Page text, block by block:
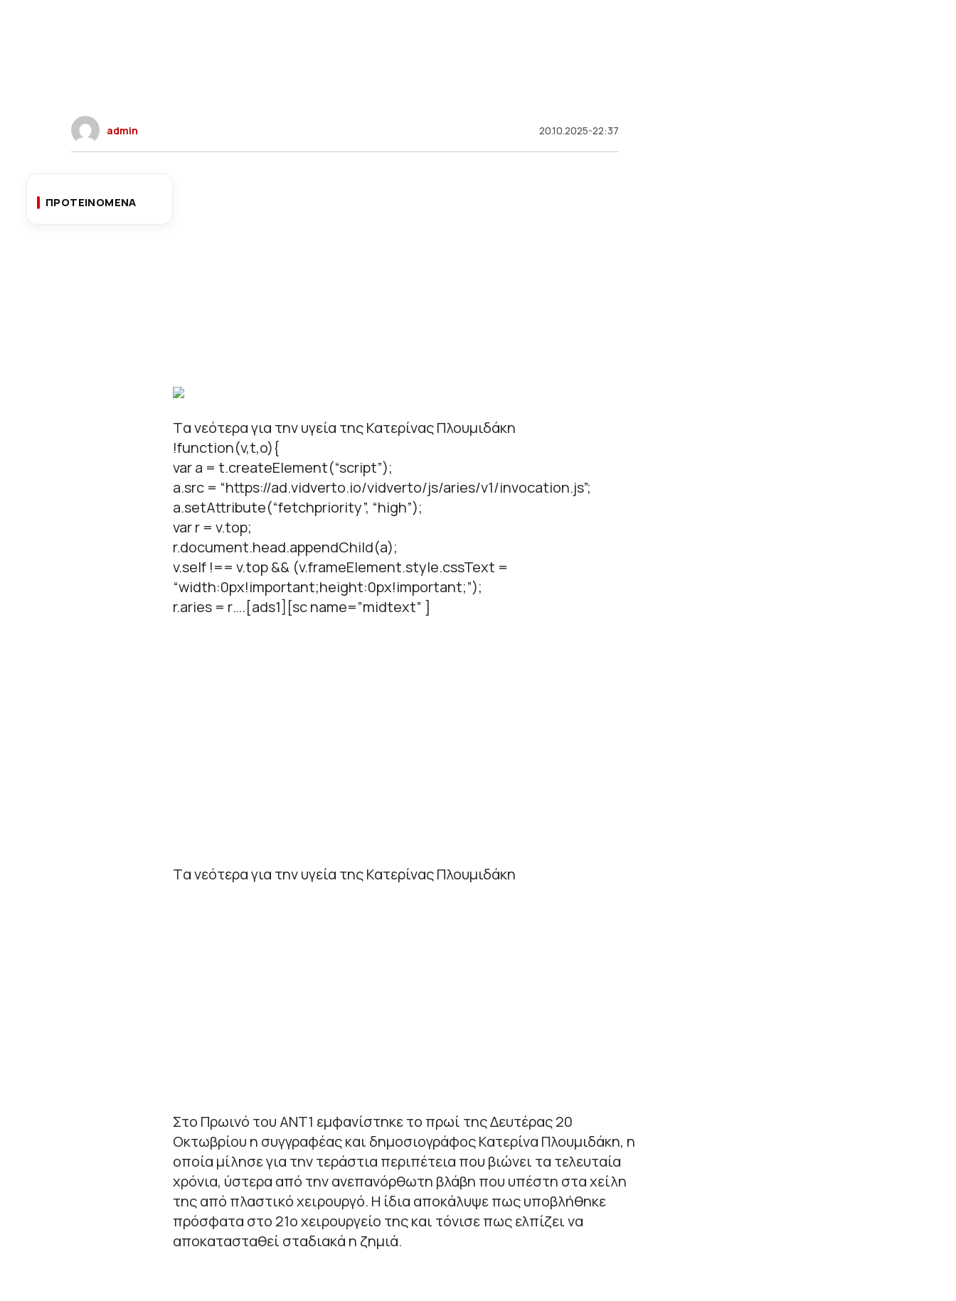
admin 20.10.2025-22:37
ΠΡΟΤΕΙΝΟΜΕΝΑ
Tα νεότερα για την υγεία της Κατερίνας Πλουμιδάκη
!function(v,t,o){
var a = t.createElement(“script”);
a.src = “https://ad.vidverto.io/vidverto/js/aries/v1/invocation.js”;
a.setAttribute(“fetchpriority”, “high”);
var r = v.top;
r.document.head.appendChild(a);
v.self !== v.top && (v.frameElement.style.cssText =
“width:0px!important;height:0px!important;”);
r.aries = r….[ads1][sc name=”midtext” ]
Tα νεότερα για την υγεία της Κατερίνας Πλουμιδάκη
Στο Πρωινό του ΑΝΤ1 εμφανίστηκε το πρωί της Δευτέρας 20
Οκτωβρίου η συγγραφέας και δημοσιογράφος Κατερίνα Πλουμιδάκη, η
οποία μίλησε για την τεράστια περιπέτεια που βιώνει τα τελευταία
χρόνια, ύστερα από την ανεπανόρθωτη βλάβη που υπέστη στα χείλη
της από πλαστικό χειρουργό. Η ίδια αποκάλυψε πως υποβλήθηκε
πρόσφατα στο 21ο χειρουργείο της και τόνισε πως ελπίζει να
αποκατασταθεί σταδιακά η ζημιά.